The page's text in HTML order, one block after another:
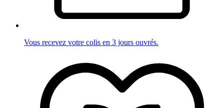
Vous recevez votre colis en 3 jours ouvrés.